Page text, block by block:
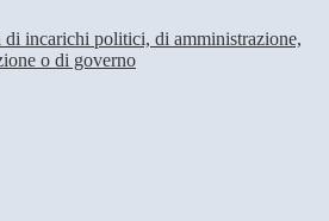
di incarichi politici, di amministrazione,
o di governo